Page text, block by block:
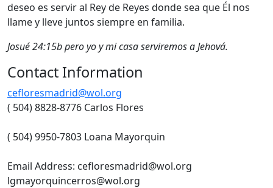
deseo es servir al Rey de Reyes donde sea que Él nos
llame y lleve juntos siempre en familia.
Josué 24:15b pero yo y mi casa serviremos a Jehová.
Contact Information
cefloresmadrid@wol.org
( 504) 8828-8776 Carlos Flores
( 504) 9950-7803 Loana Mayorquin
Email Address: cefloresmadrid@wol.org
lgmayorquincerros@wol.org